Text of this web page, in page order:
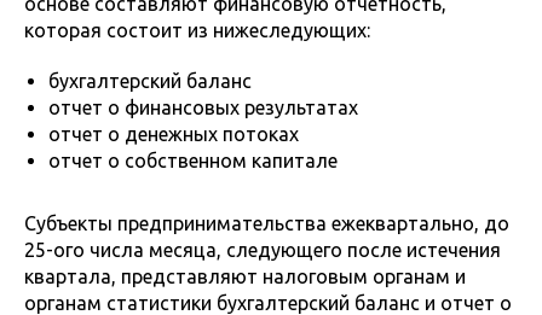
которая состоит из нижеследующих:
бухгалтерский баланс
отчет о финансовых результатах
отчет о денежных потоках
отчет о собственном капитале
Субъекты предпринимательства ежеквартально, до
25-ого числа месяца, следующего после истечения
квартала, представляют налоговым органам и
органам статистики бухгалтерский баланс и отчет о